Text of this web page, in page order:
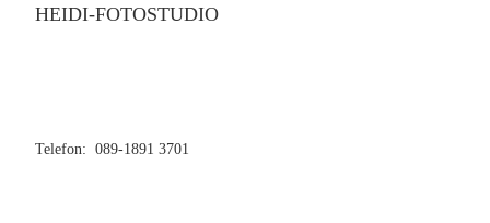
HEIDI-FOTOSTUDIO
Telefon: 089-1891 3701